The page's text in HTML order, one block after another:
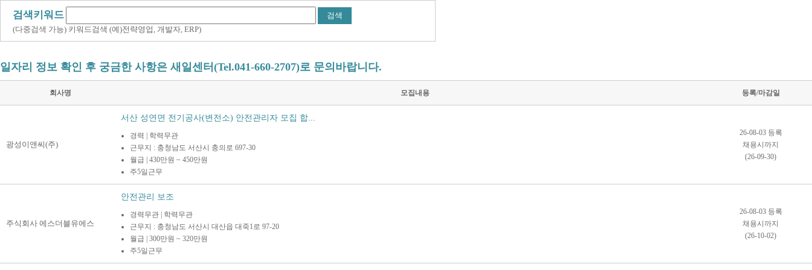
검색키워드
(다중검색 가능) 키워드검색 (예)전략영업, 개발자, ERP)
일자리 정보 확인 후 궁금한 사항은 새일센터(Tel.041-660-2707)로 문의바랍니다.
회사명 모집내용 등록/마감일
광성이앤씨(주)
서산 성연면 전기공사(변전소) 안전관리자 모집 합...
경력 | 학력무관
근무지 : 충청남도 서산시 충의로 697-30
월급 | 430만원 ~ 450만원
주5일근무
26-08-03 등록
채용시까지
(26-09-30)
주식회사 에스더블유에스
안전관리 보조
경력무관 | 학력무관
근무지 : 충청남도 서산시 대산읍 대죽1로 97-20
월급 | 300만원 ~ 320만원
주5일근무
26-08-03 등록
채용시까지
(26-10-02)